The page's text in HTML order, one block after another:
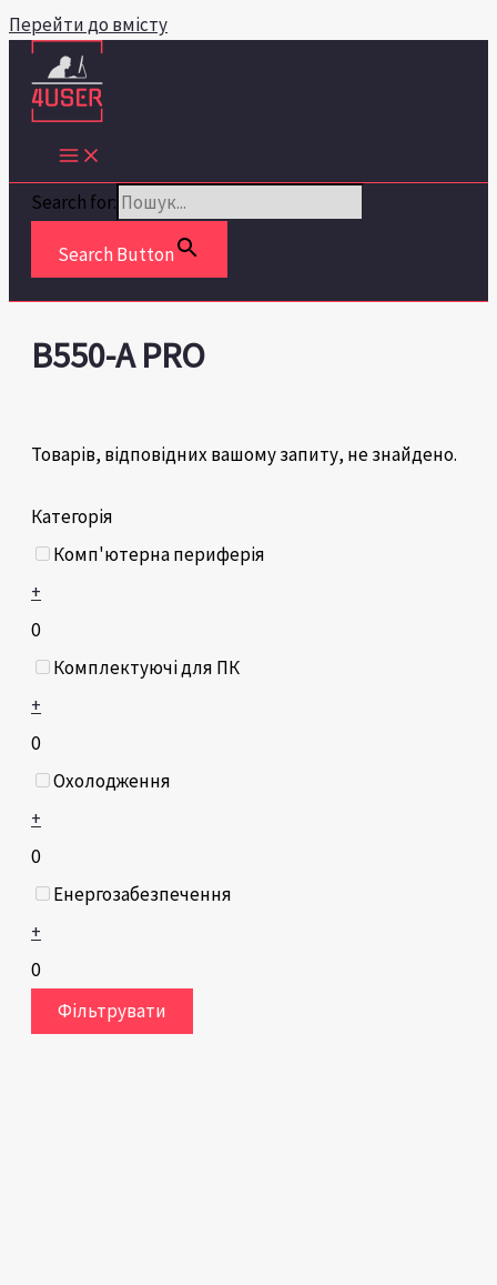
Перейти до вмісту
Search for:
Search Button
Категорія
Комп'ютерна периферія
+
0
Комплектуючі для ПК
+
0
Охолодження
+
0
Енергозабезпечення
+
0
Фільтрувати
B550-A PRO
Товарів, відповідних вашому запиту, не знайдено.